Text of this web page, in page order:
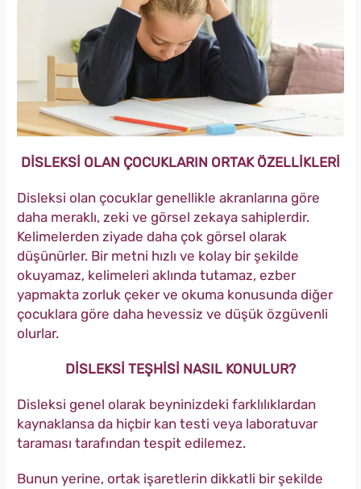
DİSLEKSİ OLAN ÇOCUKLARIN ORTAK ÖZELLİKLERİ
Disleksi olan çocuklar genellikle akranlarına göre
daha meraklı, zeki ve görsel zekaya sahiplerdir.
Kelimelerden ziyade daha çok görsel olarak
düşünürler. Bir metni hızlı ve kolay bir şekilde
okuyamaz, kelimeleri aklında tutamaz, ezber
yapmakta zorluk çeker ve okuma konusunda diğer
çocuklara göre daha hevessiz ve düşük özgüvenli
olurlar.
DİSLEKSİ TEŞHİSİ NASIL KONULUR?
Disleksi genel olarak beyninizdeki farklılıklardan
kaynaklansa da hiçbir kan testi veya laboratuvar
taraması tarafından tespit edilemez.
Bunun yerine, ortak işaretlerin dikkatli bir şekilde